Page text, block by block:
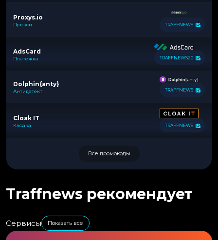
Proxys.io
Прокси TRAFFNEWS
AdsCard
Платежка TRAFFNEWS20
Dolphin{anty}
Антидетект TRAFFNEWS
Cloak IT
Клоака TRAFFNEWS
Все промокоды
Traffnews рекомендует
Сервисы Показать все